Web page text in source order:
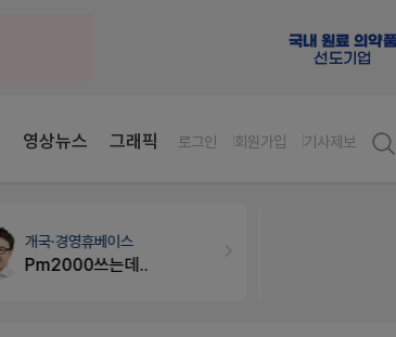
영상뉴스 그래픽 로그인 회원가입 기사제보
약국세무미래 세무법인